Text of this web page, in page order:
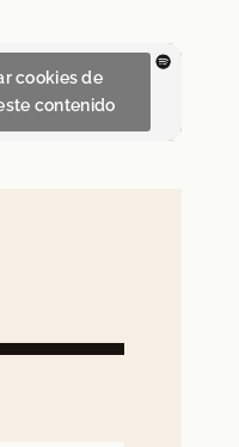
cookies de
contenido